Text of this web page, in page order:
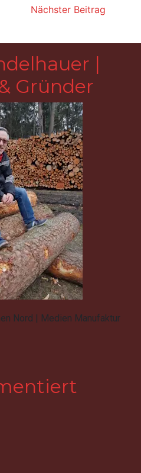
Nächster Beitrag
|
Gründer
Nord | Medien Manufaktur